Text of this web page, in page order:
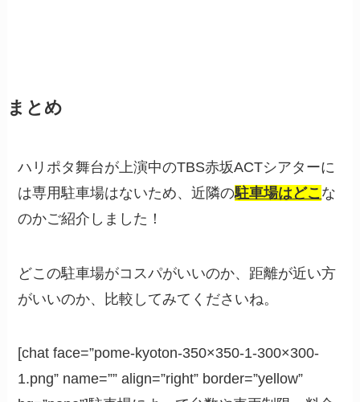
まとめ
ハリポタ舞台が上演中のTBS赤坂ACTシアターに
は専用駐車場はないため、近隣の駐車場はどこ な
のかご紹介しました！
どこの駐車場がコスパがいいのか、距離が近い方
がいいのか、比較してみてくださいね。
[chat face=”pome-kyoton-350×350-1-300×300-
1.png” name=”” align=”right” border=”yellow”